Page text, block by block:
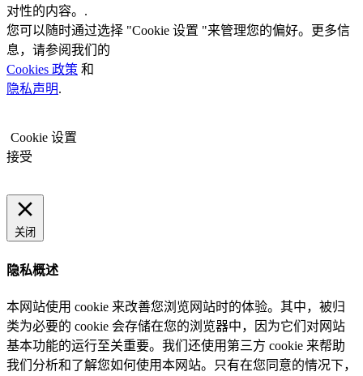
对性的内容。.
您可以随时通过选择 "Cookie 设置 "来管理您的偏好。更多信
息，请参阅我们的
Cookies 政策 和
隐私声明.
Cookie 设置
接受
关闭
隐私概述
本网站使用 cookie 来改善您浏览网站时的体验。其中，被归
类为必要的 cookie 会存储在您的浏览器中，因为它们对网站
基本功能的运行至关重要。我们还使用第三方 cookie 来帮助
我们分析和了解您如何使用本网站。只有在您同意的情况下，